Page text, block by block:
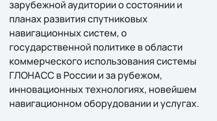
зарубежной аудитории о состоянии и
планах развития спутниковых
навигационных систем, о
государственной политике в области
коммерческого использования системы
ГЛОНАСС в России и за рубежом,
инновационных технологиях, новейшем
навигационном оборудовании и услугах.